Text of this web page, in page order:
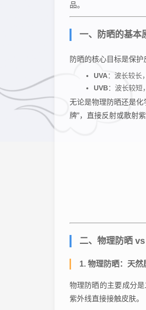
品。
一、防晒的基本
防晒的核心目标是保
UVA：波长较长
UVB：波长较短
无论是物理防晒还是
牌”，直接反射或散射
二、物理防晒
1. 物理防晒：天然
物理防晒的主要成分
紫外线直接接触皮肤。